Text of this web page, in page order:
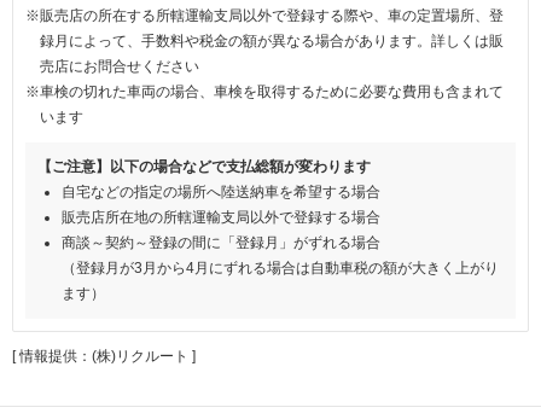
※販売店の所在する所轄運輸支局以外で登録する際や、車の定置場所、登
録月によって、手数料や税金の額が異なる場合があります。詳しくは販
売店にお問合せください
※車検の切れた車両の場合、車検を取得するために必要な費用も含まれて
います
【ご注意】以下の場合などで支払総額が変わります
自宅などの指定の場所へ陸送納車を希望する場合
販売店所在地の所轄運輸支局以外で登録する場合
商談～契約～登録の間に「登録月」がずれる場合
（登録月が3月から4月にずれる場合は自動車税の額が大きく上がり
ます）
[ 情報提供：(株)リクルート ]